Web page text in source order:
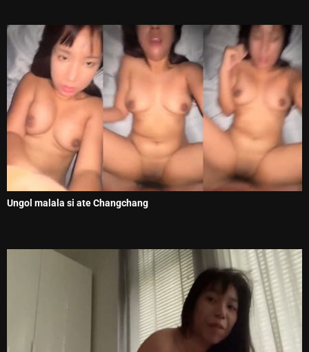
Ungol malala si ate Changchang